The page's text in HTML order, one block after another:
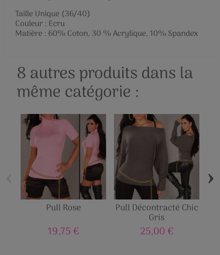
Taille Unique (36/40)
Couleur : Ecru
Matière : 60% Coton, 30 % Acrylique, 10% Spandex
8 autres produits dans la
même catégorie :
Pull Rose
19,75 €
Pull Décontracté Chic
Gris
25,00 €
›